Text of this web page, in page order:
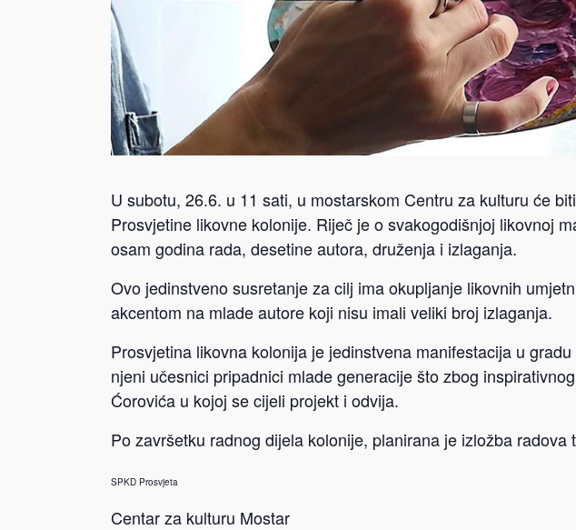
U subotu, 26.6. u 11 sati, u mostarskom Centru za kulturu će
Prosvjetine likovne kolonije. Riječ je o svakogodišnjoj likovnoj
osam godina rada, desetine autora, druženja i izlaganja.
Ovo jedinstveno susretanje za cilj ima okupljanje likovnih
akcentom na mlade autore koji nisu imali veliki broj izlaganja.
Prosvjetina likovna kolonija je jedinstvena manifestacija u
njeni učesnici pripadnici mlade generacije što zbog
Ćorovića u kojoj se cijeli projekt i odvija.
Po završetku radnog dijela kolonije, planirana je izložba
SPKD Prosvjeta
Centar za kulturu Mostar